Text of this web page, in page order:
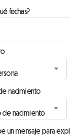
fechas?
nacimiento
un mensaje para